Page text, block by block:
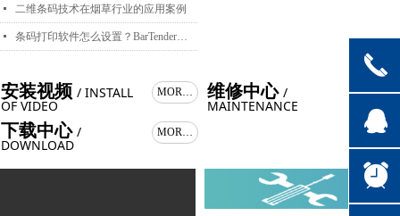
넷 二维条码技术在烟草行业的应用案例
넷 条码打印软件怎么设置？BarTender打印软件创建模板详解
安装视频 / INSTALL
OF VIDEO
MORE > 维修中心 /
MAINTENANCE
MORE >
下载中心 /
DOWNLOAD
MORE >
끅
뀩
뀥